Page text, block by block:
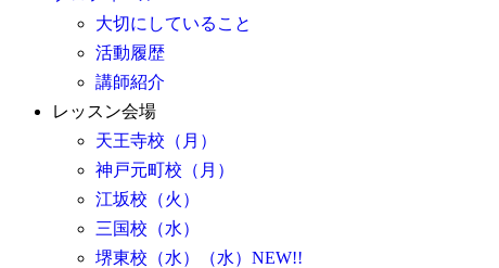
大切にしていること
活動履歴
講師紹介
レッスン会場
天王寺校（月）
神戸元町校（月）
江坂校（火）
三国校（水）
堺東校（水）（水）NEW!!